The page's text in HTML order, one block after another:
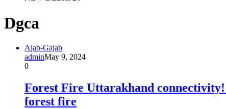
Dgca
Ajab-Gajab
adminMay 9, 2024
0
Forest Fire Uttarakhand
forest fire